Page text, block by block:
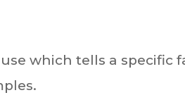
which tells a specific